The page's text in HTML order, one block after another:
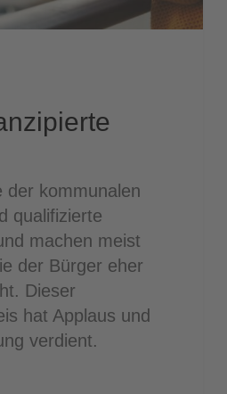
der kommunalen
qualifizierte
machen meist
der Bürger eher
Dieser
hat Applaus und
verdient.